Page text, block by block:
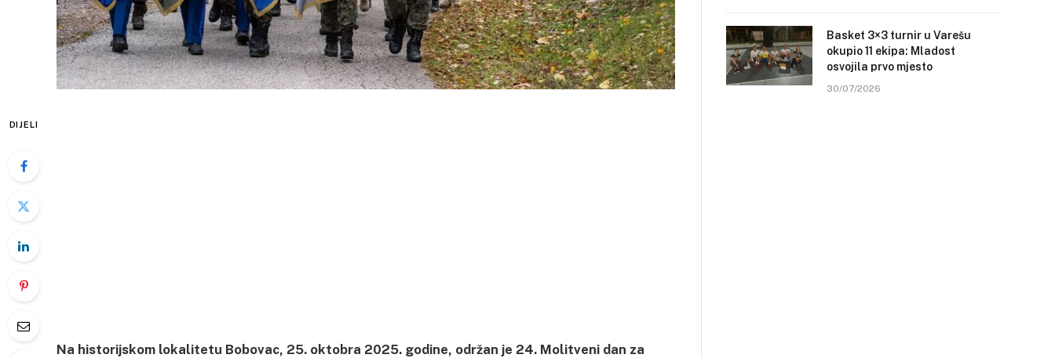
DIJELI
Na historijskom lokalitetu Bobovac, 25. oktobra 2025. godine, održan je 24. Molitveni dan za
Basket 3×3 turnir u Varešu
okupio 11 ekipa: Mladost
osvojila prvo mjesto
30/07/2026